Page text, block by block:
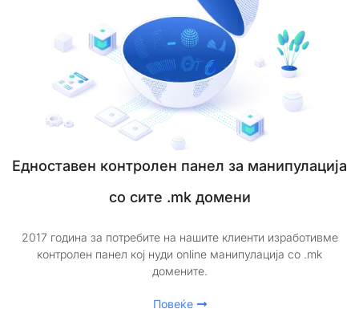
Едноставен контролен панел за манипулација
со сите .mk домени
2017 година за потребите на нашите клиенти изработивме
контролен панел кој нуди online манипулација со .mk
домените.
Повеќе